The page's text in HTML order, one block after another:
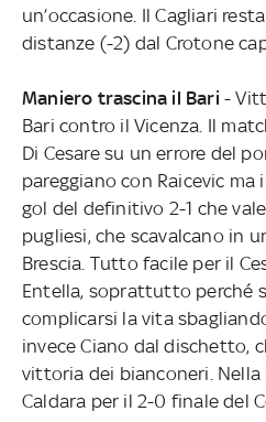
un’occasione. Il Cagliari
distanze (-2) dal Crotone
Maniero trascina il Bari -
Bari contro il Vicenza. Il
Di Cesare su un errore del
pareggiano con Raicevic
gol del definitivo 2-1 che
pugliesi, che scavalcano in
Brescia. Tutto facile per il
Entella, soprattutto perché
complicarsi la vita
invece Ciano dal dischetto,
vittoria dei bianconeri. Nella
Caldara per il 2-0 finale del